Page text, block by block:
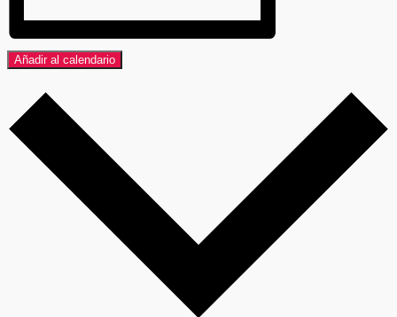
Añadir al calendario